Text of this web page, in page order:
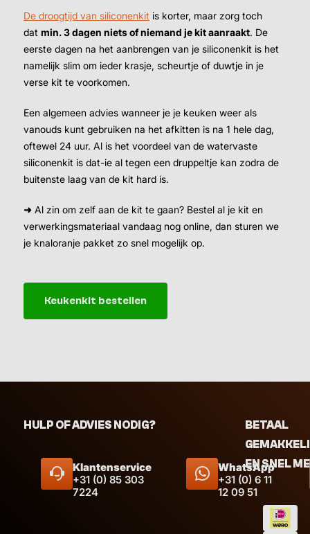
De droogtijd van siliconenkit is korter, maar zorg toch
dat min. 3 dagen niets of niemand je kit aanraakt. De
eerste dagen na het aanbrengen van je siliconenkit is het
namelijk slim om ieder krasje, scheurtje of duwtje in je
verse kit te voorkomen.
Een algemeen advies wanneer je je keuken weer als
vanouds kunt gebruiken na het afkitten is na 1 hele dag,
oftewel 24 uur. Al is het voordeel van de watervaste
siliconenkit is dat-ie al tegen een druppeltje kan zodra de
buitenste laag van de kit hard is.
➜ Al zin om zelf aan de kit te gaan? Bestel al je kit en
verwerkingsmateriaal vandaag nog online, dan sturen we
je knaloranje pakket zo snel mogelijk op.
Keukenkit bestellen
HULP OF ADVIES NODIG?
Klantenservice
+31 (0) 85 303
7224
WhatsApp
+31 (0) 6 11
12 09 51
BETAAL
EN SNEL